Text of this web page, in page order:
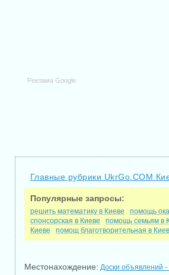
Реклама Google
Главные рубрики UkrGo.COM
Популярные запросы:
решить математику в Киеве помощь
спонсорская в Киеве
помощь семьям в
Киеве
помощ благотворительная в
Местонахождение: Доски объявлений -